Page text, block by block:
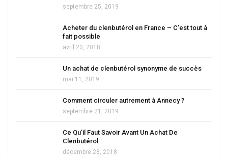
septembre 25, 2019
Acheter du clenbutérol en France – C’est tout à
fait possible
avril 20, 2018
Un achat de clenbutérol synonyme de succès
mai 11, 2019
Comment circuler autrement à Annecy ?
septembre 21, 2019
Ce Qu’il Faut Savoir Avant Un Achat De
Clenbutérol
décembre 28, 2018